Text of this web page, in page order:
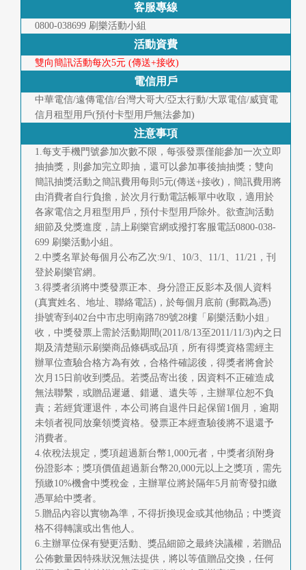
客服專線
0800-038699 刷樂活動小組
活動資費
雙向簡訊活動每次5元 (傳送+接收)
電信用戶
中華電信/遠傳電信/台灣大哥大/亞太行動/大眾電信/威寶電
信月租型用戶(預付卡型用戶無法參加)
注意事項
1.每支手機門號參加次數不限，每張發票僅能參加一次立即
抽抽獎，則參加完立即抽，還可以參加事後抽抽獎；雙向
簡訊抽獎活動之簡訊費用每則5元(傳送+接收)，簡訊費用將
由消費者自行負擔，於次月行動電話帳單中收取，適用於
各家電信之月租型用戶，預付卡型用戶除外。欲查詢活動
細節及兌獎進度，請上刷樂官網或撥打客服電話0800-038-
699 刷樂活動小組。
2.中獎名單於每個月公布乙次:9/1、10/3、11/1、11/21，刊
登於刷樂官網。
3.得獎者須將中獎發票正本、身分證正反影本及個人資料
(真實姓名、地址、聯絡電話)，於每個月底前 (郵戳為憑)
掛號寄到402台中市忠明南路789號28樓「刷樂活動小姐」
收，中獎發票上需於活動期間(2011/8/13至2011/11/3)內之日
期及清楚顯示刷樂商品條碼或品項，所有得獎資格需經主
辦單位查驗合格方為有效，合格件確認後，得獎者將會於
次月15日前收到獎品。若獎品寄出後，因資料不正確造成
無法聯繫，或贈品遲遞、錯遞、遺失等，主辦單位恕不負
責；若經貨運退件，本公司將自退件日起保留1個月，逾期
未領者視同放棄領獎資格。發票正本經查驗後將不退還予
消費者。
4.依稅法規定，獎項超過新台幣1,000元者，中獎者須附身
份證影本；獎項價值超過新台幣20,000元以上之獎項，需先
預繳10%機會中獎稅金，主辦單位將於隔年5月前寄發扣繳
憑單給中獎者。
5.贈品內容以實物為準，不得折換現金或其他物品；中獎資
格不得轉讓或出售他人。
6.主辦單位保有變更活動、獎品細節之最終決議權，若贈品
公佈數量因特殊狀況無法提供，將以等值贈品交換，任何